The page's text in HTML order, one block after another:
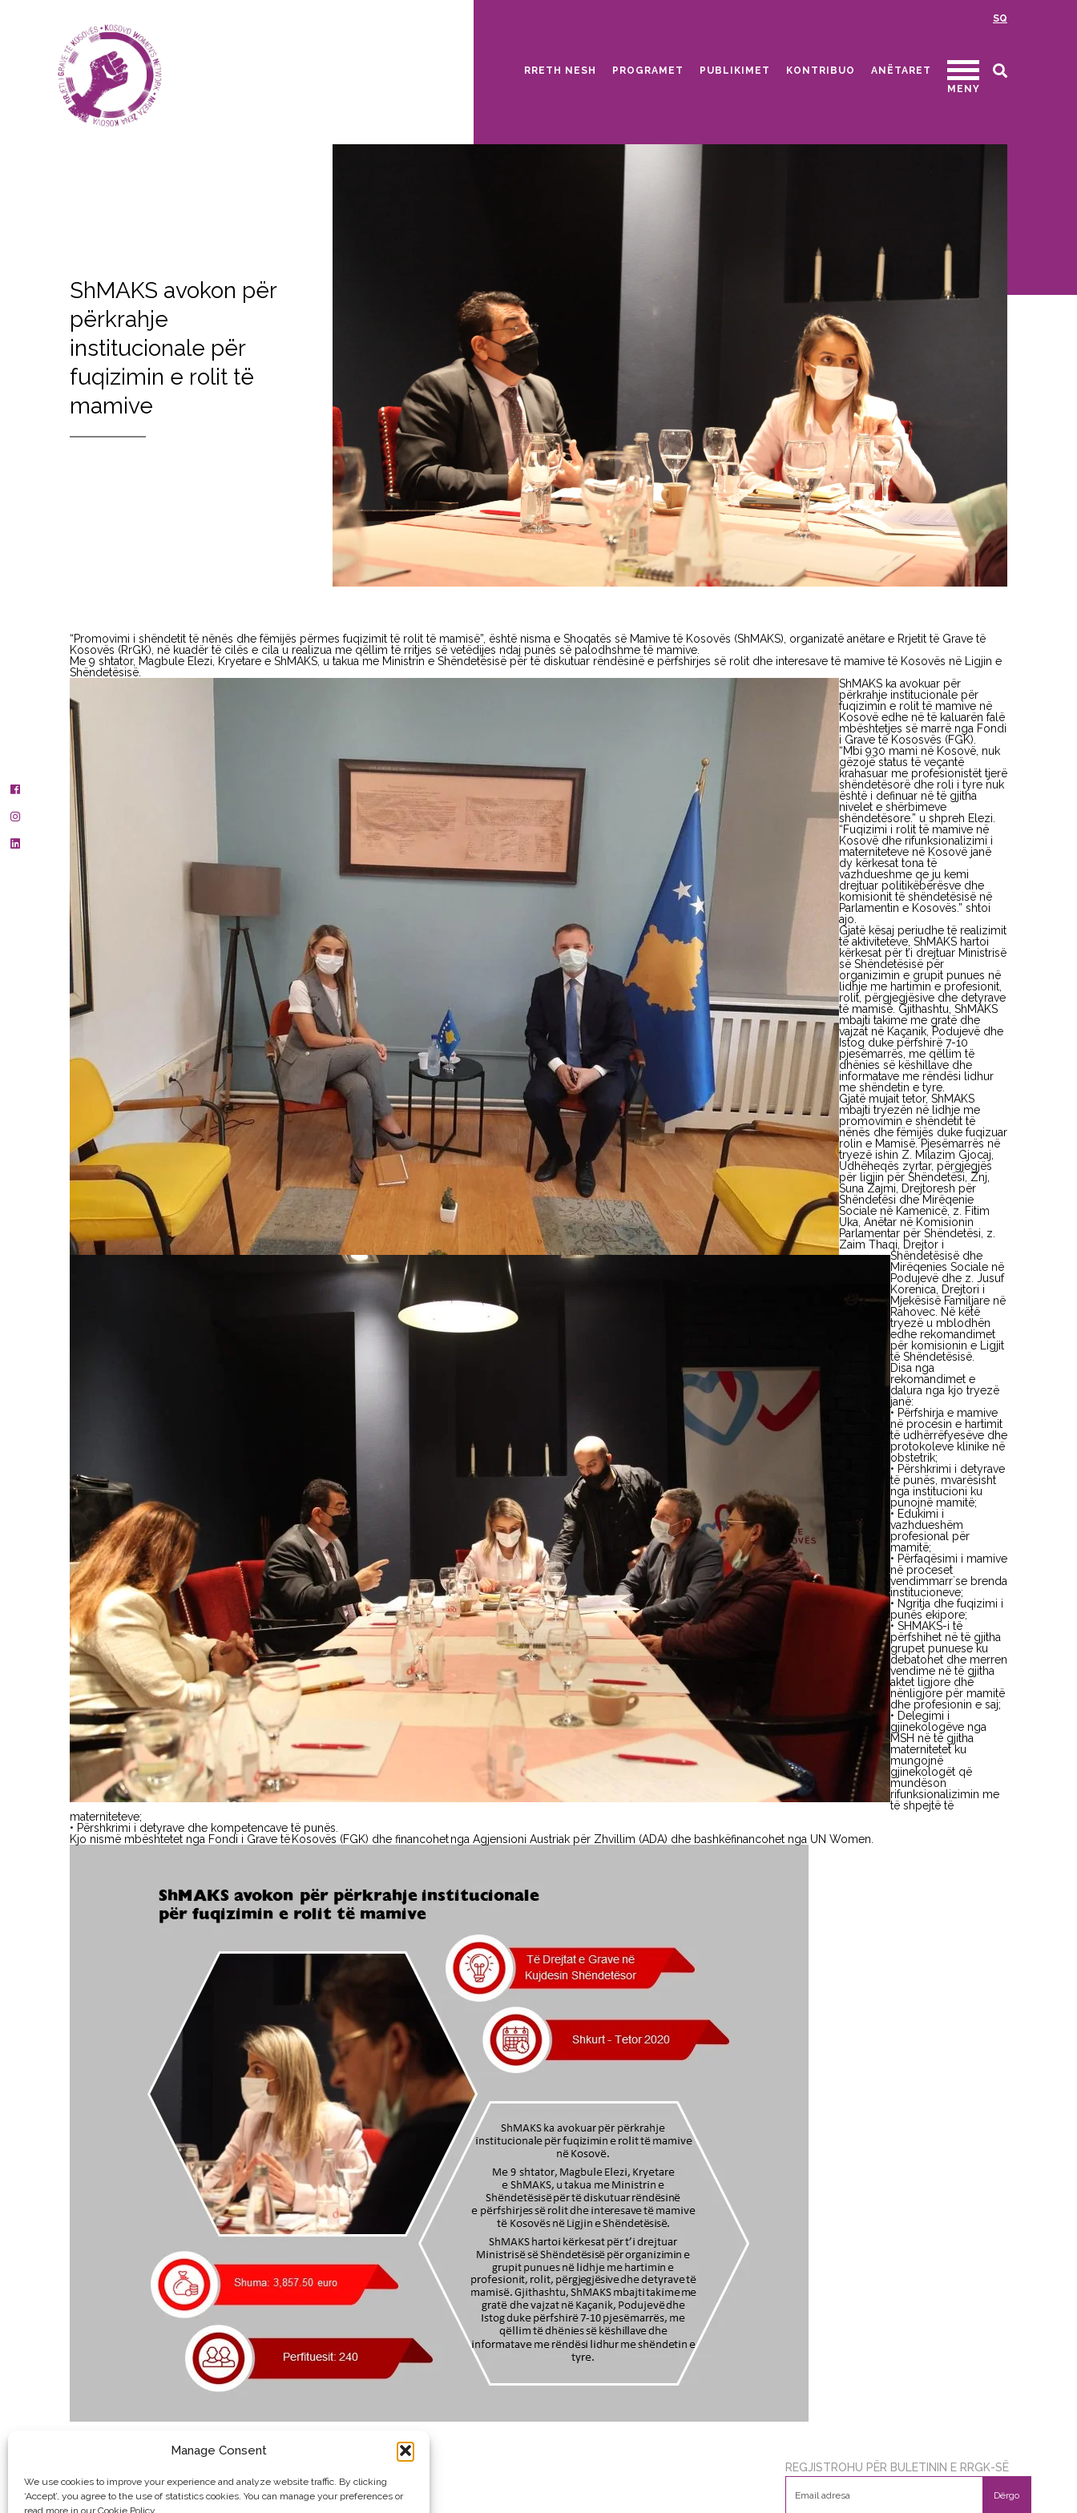
Manage Consent
We use cookies to improve your experience and analyze website traffic. By clicking
‘Accept’, you agree to the use of statistics cookies. You can manage your preferences or
read more in our Cookie Policy.
SQ
RRETH NESH PROGRAMET PUBLIKIMET KONTRIBUO
ANËTARET
MENY
ShMAKS avokon për
përkrahje
institucionale për
fuqizimin e rolit të
mamive
“Promovimi i shëndetit të nënës dhe fëmijës përmes fuqizimit të rolit të mamisë”, është nisma e Shoqatës së Mamive të Kosovës (ShMAKS), organizatë anëtare e Rrjetit të Grave të
Kosovës (RrGK), në kuadër të cilës e cila u realizua me qëllim të rritjes së vetëdijes ndaj punës së palodhshme të mamive.
Me 9 shtator, Magbule Elezi, Kryetare e ShMAKS, u takua me Ministrin e Shëndetësisë për të diskutuar rëndësinë e përfshirjes së rolit dhe interesave të mamive të Kosovës në Ligjin e
Shëndetësisë.
ShMAKS ka avokuar për
përkrahje institucionale për
fuqizimin e rolit të mamive në
Kosovë edhe në të kaluarën falë
mbështetjes së marrë nga Fondi
i Grave të Kososvës (FGK).
“Mbi 930 mami në Kosovë, nuk
gëzojë status të veçantë
krahasuar me profesionistët tjerë
shëndetësorë dhe roli i tyre nuk
është i definuar në të gjitha
nivelet e shërbimeve
shëndetësore.” u shpreh Elezi.
“Fuqizimi i rolit të mamive në
Kosovë dhe rifunksionalizimi i
materniteteve në Kosovë janë
dy kërkesat tona të
vazhdueshme qe ju kemi
drejtuar politikëbërësve dhe
komisionit të shëndetësisë në
Parlamentin e Kosovës.” shtoi
ajo.
Gjatë kësaj periudhe të realizimit
të aktiviteteve, ShMAKS hartoi
kërkesat për t’i drejtuar Ministrisë
së Shëndetësisë për
organizimin e grupit punues në
lidhje me hartimin e profesionit,
rolit, përgjegjësive dhe detyrave
të mamisë. Gjithashtu, ShMAKS
mbajti takime me gratë dhe
vajzat në Kaçanik, Podujevë dhe
Istog duke përfshirë 7-10
pjesëmarrës, me qëllim të
dhënies së këshillave dhe
informatave me rëndësi lidhur
me shëndetin e tyre.
Gjatë mujait tetor, ShMAKS
mbajti tryezën në lidhje me
promovimin e shëndetit të
nënës dhe fëmijës duke fuqizuar
rolin e Mamisë. Pjesëmarrës në
tryezë ishin Z. Milazim Gjocaj,
Udhëheqës zyrtar, përgjegjës
për ligjin për Shëndetësi, Znj,
Suna Zajmi, Drejtoresh për
Shëndetësi dhe Mirëqenie
Sociale në Kamenicë, z. Fitim
Uka, Anëtar në Komisionin
Parlamentar për Shëndetësi, z.
Zaim Thaqi, Drejtor i
Shëndetësisë dhe
Mirëqenies Sociale në
Podujevë dhe z. Jusuf
Korenica, Drejtori i
Mjekësisë Familjare në
Rahovec. Në këtë
tryezë u mblodhën
edhe rekomandimet
për komisionin e Ligjit
të Shëndetësisë.
Disa nga
rekomandimet e
dalura nga kjo tryezë
janë:
• Përfshirja e mamive
në procesin e hartimit
të udhërrëfyesëve dhe
protokoleve klinike në
obstetrik;
• Përshkrimi i detyrave
të punës, mvarësisht
nga institucioni ku
punojnë mamitë;
• Edukimi i
vazhdueshëm
profesional për
mamitë;
• Përfaqësimi i mamive
në proceset
vendimmarr`se brenda
institucioneve;
• Ngritja dhe fuqizimi i
punës ekipore;
• SHMAKS-i të
përfshihet në të gjitha
grupet punuese ku
debatohet dhe merren
vendime në të gjitha
aktet ligjore dhe
nënligjore për mamitë
dhe profesionin e saj;
• Delegimi i
gjinekologëve nga
MSH në të gjitha
maternitetet ku
mungojnë
gjinekologët që
mundëson
rifunksionalizimin me
të shpejtë të
materniteteve;
• Përshkrimi i detyrave dhe kompetencave të punës.
Kjo nismë mbështetet nga Fondi i Grave të Kosovës (FGK) dhe financohet nga Agjensioni Austriak për Zhvillim (ADA) dhe bashkëfinancohet nga UN Women.
REGJISTROHU PËR BULETININ E RRGK-SË
Dërgo